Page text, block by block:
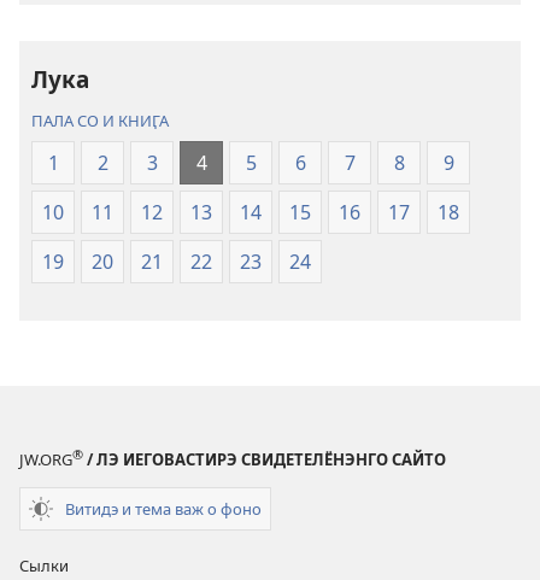
Лука
ПАЛА СО И КНИӶА
1 2 3 4 5 6 7 8
9
10
11 12 13 14 15 16 17
18
19
20 21 22 23 24
JW.ORG® / ЛЭ ИЕГОВАСТИРЭ СВИДЕТЕЛЁНЭНГО САЙТО
Витидэ и тема важ о фоно
Сылки